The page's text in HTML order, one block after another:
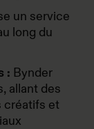
un service
long du
: Bynder
allant des
créatifs et